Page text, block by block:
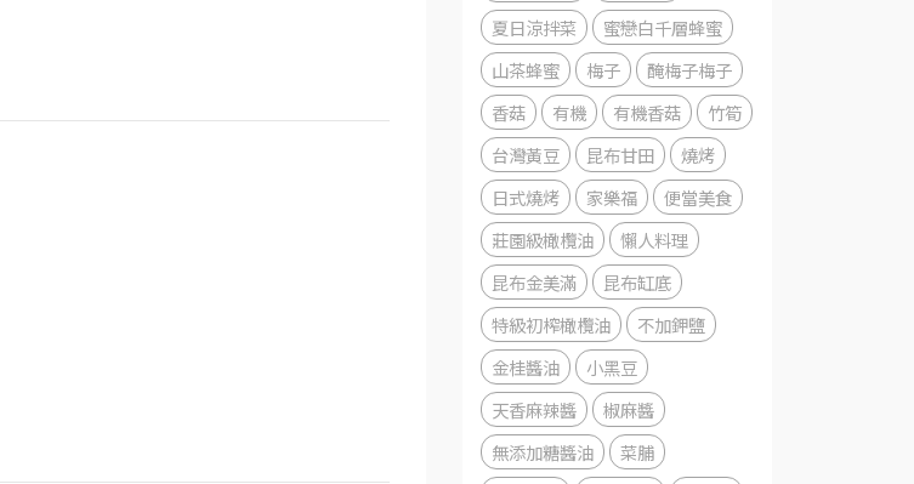
夏日涼拌菜
蜜戀白千層蜂蜜
山茶蜂蜜
梅子
醃梅子梅子
香菇
有機 有機香菇
竹筍
台灣黃豆
昆布甘田
燒烤
日式燒烤
家樂福
便當美食
莊園級橄欖油
懶人料理
昆布金美滿
昆布缸底
特級初榨橄欖油
不加鉀鹽
金桂醬油
小黑豆
天香麻辣醬
椒麻醬
無添加糖醬油
菜脯